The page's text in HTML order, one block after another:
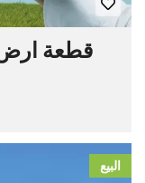
قطعة ارض
البيع